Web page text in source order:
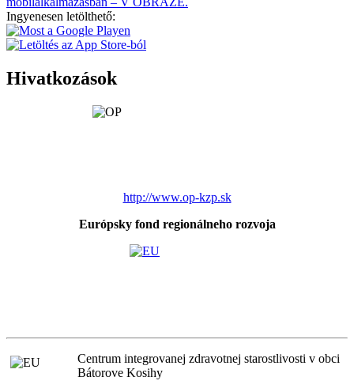
Ingyenesen letölthető:
Hivatkozások
http://www.op-kzp.sk
Európsky fond regionálneho rozvoja
Centrum integrovanej zdravotnej starostlivosti v obci
Bátorove Kosihy